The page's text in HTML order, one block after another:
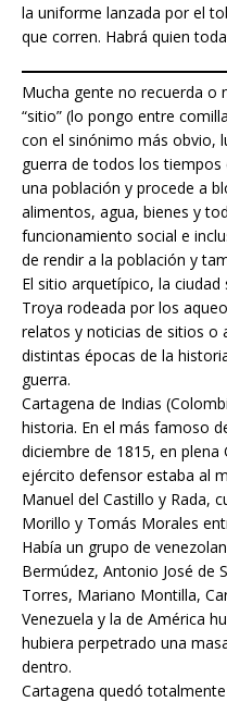
la uniforme lanzada por el
que corren. Habrá quien
Mucha gente no recuerda o
“sitio” (lo pongo entre
con el sinónimo más obvio,
guerra de todos los
una población y procede a
alimentos, agua, bienes y
funcionamiento social e
de rendir a la población y
El sitio arquetípico, la
Troya rodeada por los
relatos y noticias de sitios o
distintas épocas de la
guerra.
Cartagena de Indias
historia. En el más famoso
diciembre de 1815, en plena
ejército defensor estaba al
Manuel del Castillo y Rada,
Morillo y Tomás Morales
Había un grupo de
Bermúdez, Antonio José de
Torres, Mariano Montilla,
Venezuela y la de América
hubiera perpetrado una
dentro.
Cartagena quedó